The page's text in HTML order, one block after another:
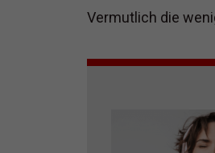
Vermutlich die